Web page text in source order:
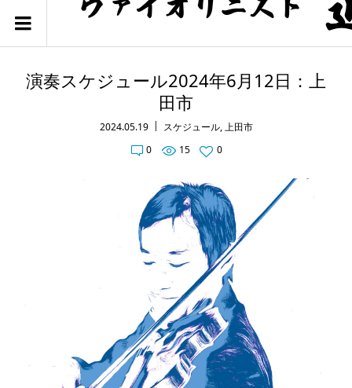
演奏スケジュール2024年6月12日：上
田市
2024.05.19 スケジュール,上田市
0
15 0